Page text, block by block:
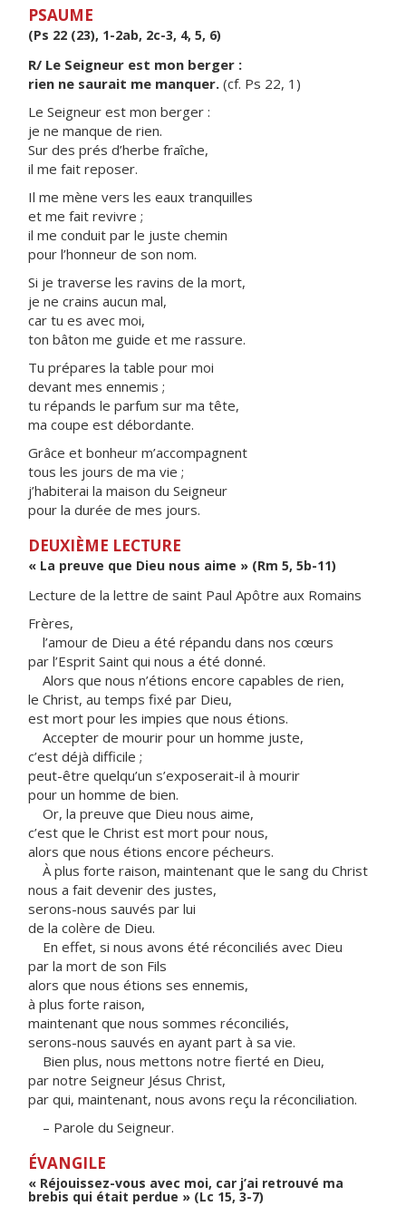
PSAUME
(Ps 22 (23), 1-2ab, 2c-3, 4, 5, 6)
R/ Le Seigneur est mon berger :
rien ne saurait me manquer. (cf. Ps 22, 1)
Le Seigneur est mon berger :
je ne manque de rien.
Sur des prés d’herbe fraîche,
il me fait reposer.
Il me mène vers les eaux tranquilles
et me fait revivre ;
il me conduit par le juste chemin
pour l’honneur de son nom.
Si je traverse les ravins de la mort,
je ne crains aucun mal,
car tu es avec moi,
ton bâton me guide et me rassure.
Tu prépares la table pour moi
devant mes ennemis ;
tu répands le parfum sur ma tête,
ma coupe est débordante.
Grâce et bonheur m’accompagnent
tous les jours de ma vie ;
j’habiterai la maison du Seigneur
pour la durée de mes jours.
DEUXIÈME LECTURE
« La preuve que Dieu nous aime » (Rm 5, 5b-11)
Lecture de la lettre de saint Paul Apôtre aux Romains
Frères,
l’amour de Dieu a été répandu dans nos cœurs
par l’Esprit Saint qui nous a été donné.
Alors que nous n’étions encore capables de rien,
le Christ, au temps fixé par Dieu,
est mort pour les impies que nous étions.
Accepter de mourir pour un homme juste,
c’est déjà difficile ;
peut-être quelqu’un s’exposerait-il à mourir
pour un homme de bien.
Or, la preuve que Dieu nous aime,
c’est que le Christ est mort pour nous,
alors que nous étions encore pécheurs.
À plus forte raison, maintenant que le sang du Christ
nous a fait devenir des justes,
serons-nous sauvés par lui
de la colère de Dieu.
En effet, si nous avons été réconciliés avec Dieu
par la mort de son Fils
alors que nous étions ses ennemis,
à plus forte raison,
maintenant que nous sommes réconciliés,
serons-nous sauvés en ayant part à sa vie.
Bien plus, nous mettons notre fierté en Dieu,
par notre Seigneur Jésus Christ,
par qui, maintenant, nous avons reçu la réconciliation.
– Parole du Seigneur.
ÉVANGILE
« Réjouissez-vous avec moi, car j’ai retrouvé ma
brebis qui était perdue » (Lc 15, 3-7)